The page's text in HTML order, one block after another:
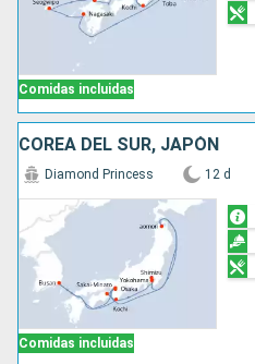
Comidas incluidas
COREA DEL SUR, JAPÓN
Comidas incluidas
Diamond Princess 12 d